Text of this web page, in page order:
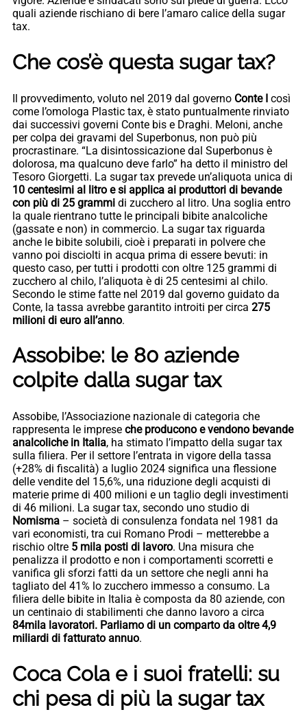
quali aziende rischiano di bere l’amaro calice della sugar
tax.
Che cos’è questa sugar tax?
Il provvedimento, voluto nel 2019 dal governo Conte I così
come l’omologa Plastic tax, è stato puntualmente rinviato
dai successivi governi Conte bis e Draghi. Meloni, anche
per colpa dei gravami del Superbonus, non può più
procrastinare. “La disintossicazione dal Superbonus è
dolorosa, ma qualcuno deve farlo” ha detto il ministro del
Tesoro Giorgetti. La sugar tax prevede un’aliquota unica di
10 centesimi al litro e si applica ai produttori di bevande
con più di 25 grammi di zucchero al litro. Una soglia entro
la quale rientrano tutte le principali bibite analcoliche
(gassate e non) in commercio. La sugar tax riguarda
anche le bibite solubili, cioè i preparati in polvere che
vanno poi disciolti in acqua prima di essere bevuti: in
questo caso, per tutti i prodotti con oltre 125 grammi di
zucchero al chilo, l’aliquota è di 25 centesimi al chilo.
Secondo le stime fatte nel 2019 dal governo guidato da
Conte, la tassa avrebbe garantito introiti per circa 275
milioni di euro all’anno.
Assobibe: le 80 aziende
colpite dalla sugar tax
Assobibe, l’Associazione nazionale di categoria che
rappresenta le imprese che producono e vendono bevande
analcoliche in Italia, ha stimato l’impatto della sugar tax
sulla filiera. Per il settore l’entrata in vigore della tassa
(+28% di fiscalità) a luglio 2024 significa una flessione
delle vendite del 15,6%, una riduzione degli acquisti di
materie prime di 400 milioni e un taglio degli investimenti
di 46 milioni. La sugar tax, secondo uno studio di
Nomisma – società di consulenza fondata nel 1981 da
vari economisti, tra cui Romano Prodi – metterebbe a
rischio oltre 5 mila posti di lavoro. Una misura che
penalizza il prodotto e non i comportamenti scorretti e
vanifica gli sforzi fatti da un settore che negli anni ha
tagliato del 41% lo zucchero immesso a consumo. La
filiera delle bibite in Italia è composta da 80 aziende, con
un centinaio di stabilimenti che danno lavoro a circa
84mila lavoratori. Parliamo di un comparto da oltre 4,9
miliardi di fatturato annuo.
Coca Cola e i suoi fratelli: su
chi pesa di più la sugar tax